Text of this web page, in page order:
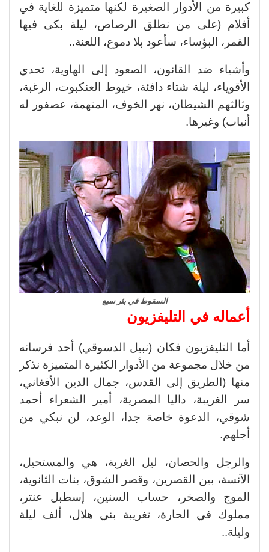
كبيرة من الأدوار الصغيرة لكنها متميزة للغاية في
أفلام (على من نطلق الرصاص، ليلة بكى فيها
القمر، البؤساء، سأعود بلا دموع، اللعنة..
وأشياء ضد القانون، الصعود إلى الهاوية، تحدي
الأقوياء، ليلة شتاء دافئة، خيوط العنكبوت، الرغبة،
وثالثهم الشيطان، نهر الخوف، المتهمة، عصفور له
أنياب) وغيرها.
السقوط في بئر سبع
أعماله في التليفزيون
أما التليفزيون فكان (نبيل الدسوقي) أحد فرسانه
من خلال مجموعة من الأدوار الكثيرة المتميزة نذكر
منها (الطريق إلى القدس، جمال الدين الأفغاني،
سر الغريبة، داليا المصرية، أمير الشعراء أحمد
شوقي، الدعوة خاصة جدا، الوعد، لن نبكي من
أجلهم.
والرجل والحصان، ليل الغربة، هي والمستحيل،
الآنسة، بين القصرين، وقصر الشوق، بنات الثانوية،
الموج والصخر، حساب السنين، إسطبل عنتر،
مملوك في الحارة، تغريبة بني هلال، ألف ليلة
وليلة..